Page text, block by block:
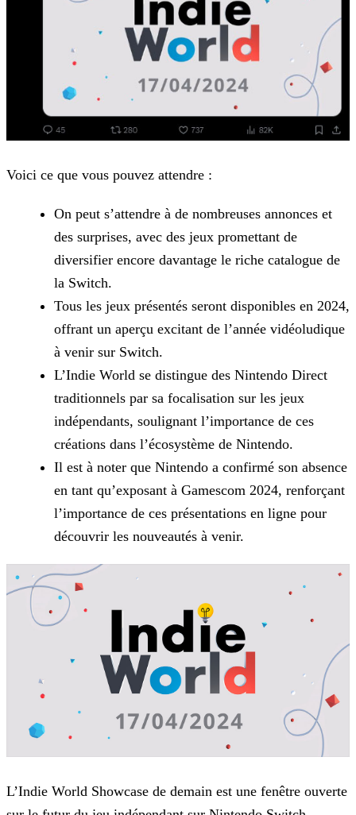
Voici ce que vous pouvez attendre :
On peut s’attendre à de nombreuses annonces et
des surprises, avec des jeux promettant de
diversifier encore davantage le riche catalogue de
la Switch.
Tous les jeux présentés seront disponibles en 2024,
offrant un aperçu excitant de l’année vidéoludique
à venir sur Switch.
L’Indie World se distingue des Nintendo Direct
traditionnels par sa focalisation sur les jeux
indépendants, soulignant l’importance de ces
créations dans l’écosystème de Nintendo.
Il est à noter que Nintendo a confirmé son absence
en tant qu’exposant à Gamescom 2024, renforçant
l’importance de ces présentations en ligne pour
découvrir les nouveautés à venir.
L’Indie World Showcase de demain est une fenêtre ouverte